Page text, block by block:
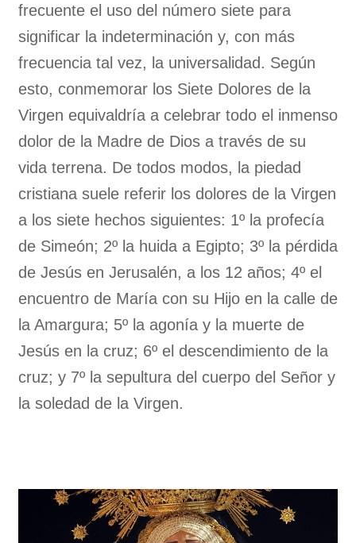
frecuente el uso del número siete para
significar la indeterminación y, con más
frecuencia tal vez, la universalidad. Según
esto, conmemorar los Siete Dolores de la
Virgen equivaldría a celebrar todo el inmenso
dolor de la Madre de Dios a través de su
vida terrena. De todos modos, la piedad
cristiana suele referir los dolores de la Virgen
a los siete hechos siguientes: 1º la profecía
de Simeón; 2º la huida a Egipto; 3º la pérdida
de Jesús en Jerusalén, a los 12 años; 4º el
encuentro de María con su Hijo en la calle de
la Amargura; 5º la agonía y la muerte de
Jesús en la cruz; 6º el descendimiento de la
cruz; y 7º la sepultura del cuerpo del Señor y
la soledad de la Virgen.